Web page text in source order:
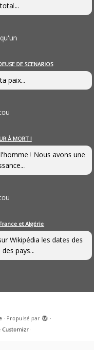
DE SCENARIOS
paix...
À MORT !
! Nous avons une
et Algérie
Wikipédia les dates des
pays...
· Propulsé par
·
Customizr ·